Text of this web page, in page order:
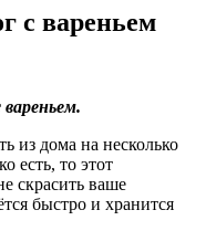
с вареньем
из дома на несколько
есть, то этот
скрасить ваше
быстро и хранится